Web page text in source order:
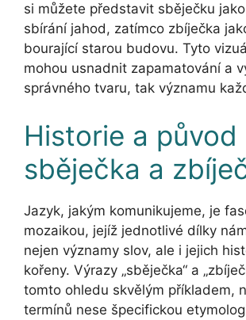
si můžete představit sběječku
sbírání jahod, zatímco zbíječka
bourající starou budovu. Tyto
mohou usnadnit zapamatování a
správného tvaru, tak významu
Historie a původ
sběječka a
Jazyk, jakým komunikujeme, je
mozaikou, jejíž jednotlivé dílky
nejen významy slov, ale i jejich
kořeny. Výrazy „sběječka“ a
tomto ohledu skvělým příkladem,
termínů nese špecifickou